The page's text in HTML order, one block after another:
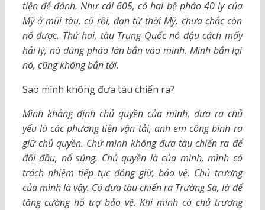
tiện để đánh. Như cái 605, có hai bệ pháo 40 ly của
Mỹ ở mũi tàu, cũ rồi, đạn từ thời Mỹ, chưa chắc còn
nổ được. Thứ hai, tàu Trung Quốc nó đậu cách mấy
hải lý, nó dùng pháo lớn bắn vào mình. Mình bắn lại
nó, cũng không bắn tới.
Sao mình không đưa tàu chiến ra?
Mình khẳng định chủ quyền của mình, đưa ra chủ
yếu là các phương tiện vận tải, anh em công binh ra
giữ chủ quyền. Chứ mình không đưa tàu chiến ra để
đối đầu, nổ súng. Chủ quyền là của mình, mình có
trách nhiệm tiếp tục đóng giữ, bảo vệ. Chủ trương
của mình là vậy. Có đưa tàu chiến ra Trường Sa, là để
tăng cường hỗ trợ bảo vệ. Khi mình có chủ trương